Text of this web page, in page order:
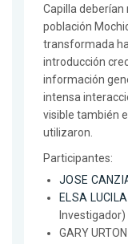
Capilla
población
transformada
introducción
información
intensa
visible también
utilizaron.
Participantes:
JOSE
ELSA
Investigador)
GARY